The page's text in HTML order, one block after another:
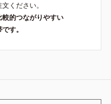
ください。
的つながりやすい
す。